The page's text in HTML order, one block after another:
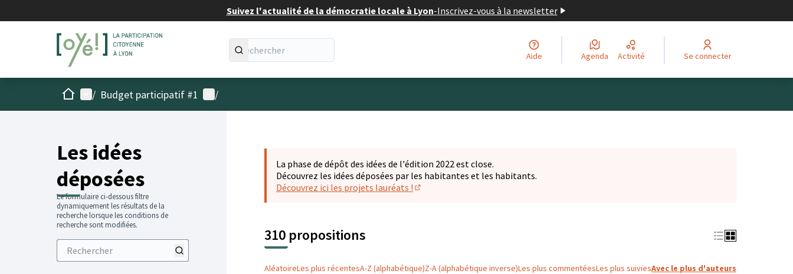
Suivez l'actualité de la démocratie locale à Lyon-Inscrivez-vous à la newsletter
Aide Agenda Activité Se connecter
AccueilMenu principal
/ Budget participatif #1 Menu utilisateur
/
Les idées
déposées
Le formulaire ci-dessous filtre
dynamiquement les résultats de la
recherche lorsque les conditions de
recherche sont modifiées.
La phase de dépôt des idées de l'édition 2022 est close.
Découvrez les idées déposées par les habitantes et les habitants.
Découvrez ici les projets lauréats !
310 propositions
AléatoireLes plus récentesA-Z (alphabétique)Z-A (alphabétique inverse)Les plus commentéesLes plus suiviesAvec le plus d'auteurs